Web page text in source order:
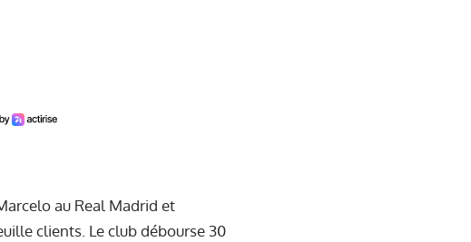
au Real Madrid et
clients. Le club débourse 30